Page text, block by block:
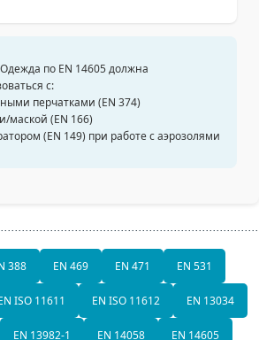
Одежда по EN 14605 должна
с:
перчатками (EN 374)
маской (EN 166)
(EN 149) при работе с аэрозолями
388 EN 469 EN 471 EN 531
ISO 11611 EN ISO 11612 EN 13034
EN 13982-1 EN 14058 EN 14605